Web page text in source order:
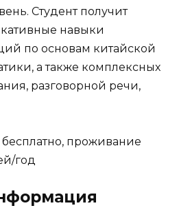
Студент получит
навыки
по основам китайской
а также комплексных
разговорной речи,
бесплатно, проживание
год